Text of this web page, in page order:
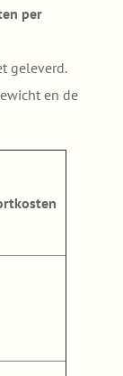
per
geleverd.
en de